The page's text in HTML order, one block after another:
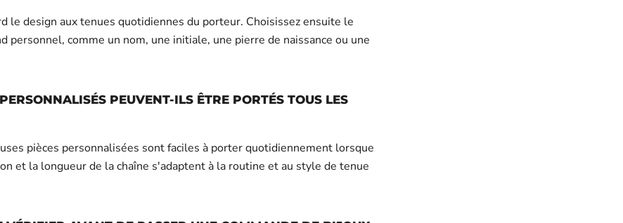
le design aux tenues quotidiennes du porteur. Choisissez ensuite le
personnel, comme un nom, une initiale, une pierre de naissance ou une
PEUVENT-ILS ÊTRE PORTÉS TOUS LES
pièces personnalisées sont faciles à porter quotidiennement lorsque
et la longueur de la chaîne s'adaptent à la routine et au style de tenue